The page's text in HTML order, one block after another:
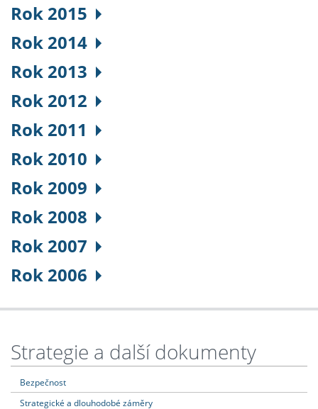
Rok 2015
Rok 2014
Rok 2013
Rok 2012
Rok 2011
Rok 2010
Rok 2009
Rok 2008
Rok 2007
Rok 2006
Strategie a další dokumenty
Bezpečnost
Strategické a dlouhodobé záměry